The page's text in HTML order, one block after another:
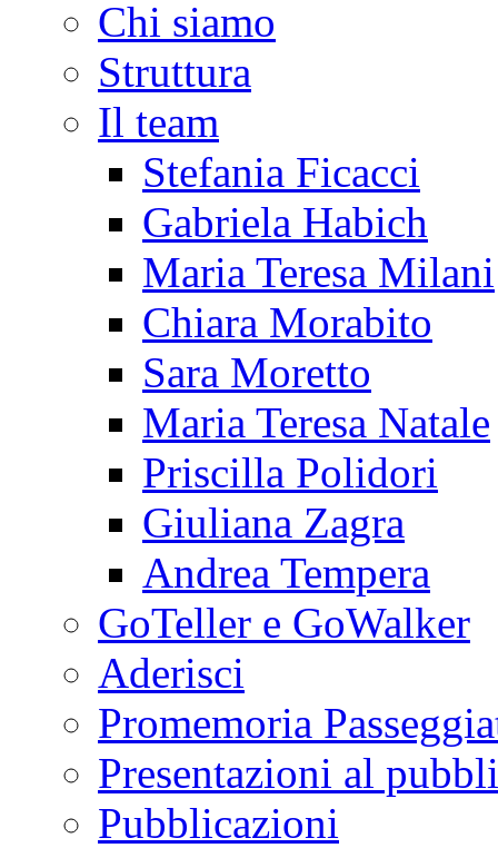
Chi siamo
Struttura
Il team
Stefania Ficacci
Gabriela Habich
Maria Teresa Milani
Chiara Morabito
Sara Moretto
Maria Teresa Natale
Priscilla Polidori
Giuliana Zagra
Andrea Tempera
GoTeller e GoWalker
Aderisci
Promemoria
Presentazioni al
Pubblicazioni